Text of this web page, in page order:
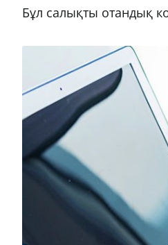
Бұл салықты отандық